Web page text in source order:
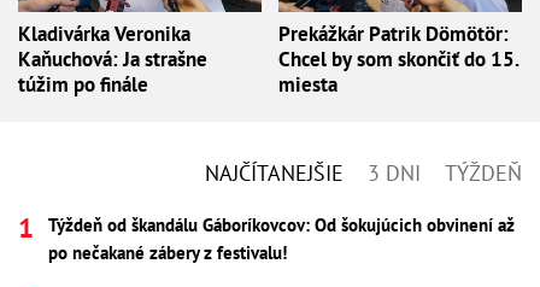
Kladivárka Veronika
Kaňuchová: Ja strašne
túžim po finále
Prekážkár Patrik Dömötör:
Chcel by som skončiť do 15.
miesta
NAJČÍTANEJŠIE 3 DNI TÝŽDEŇ
Týždeň od škandálu Gáboríkovcov: Od šokujúcich obvinení až
po nečakané zábery z festivalu!